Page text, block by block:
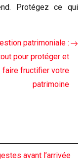
Protégez ce qui
patrimoniale :
pour protéger et
faire fructifier votre
patrimoine
avant l’arrivée